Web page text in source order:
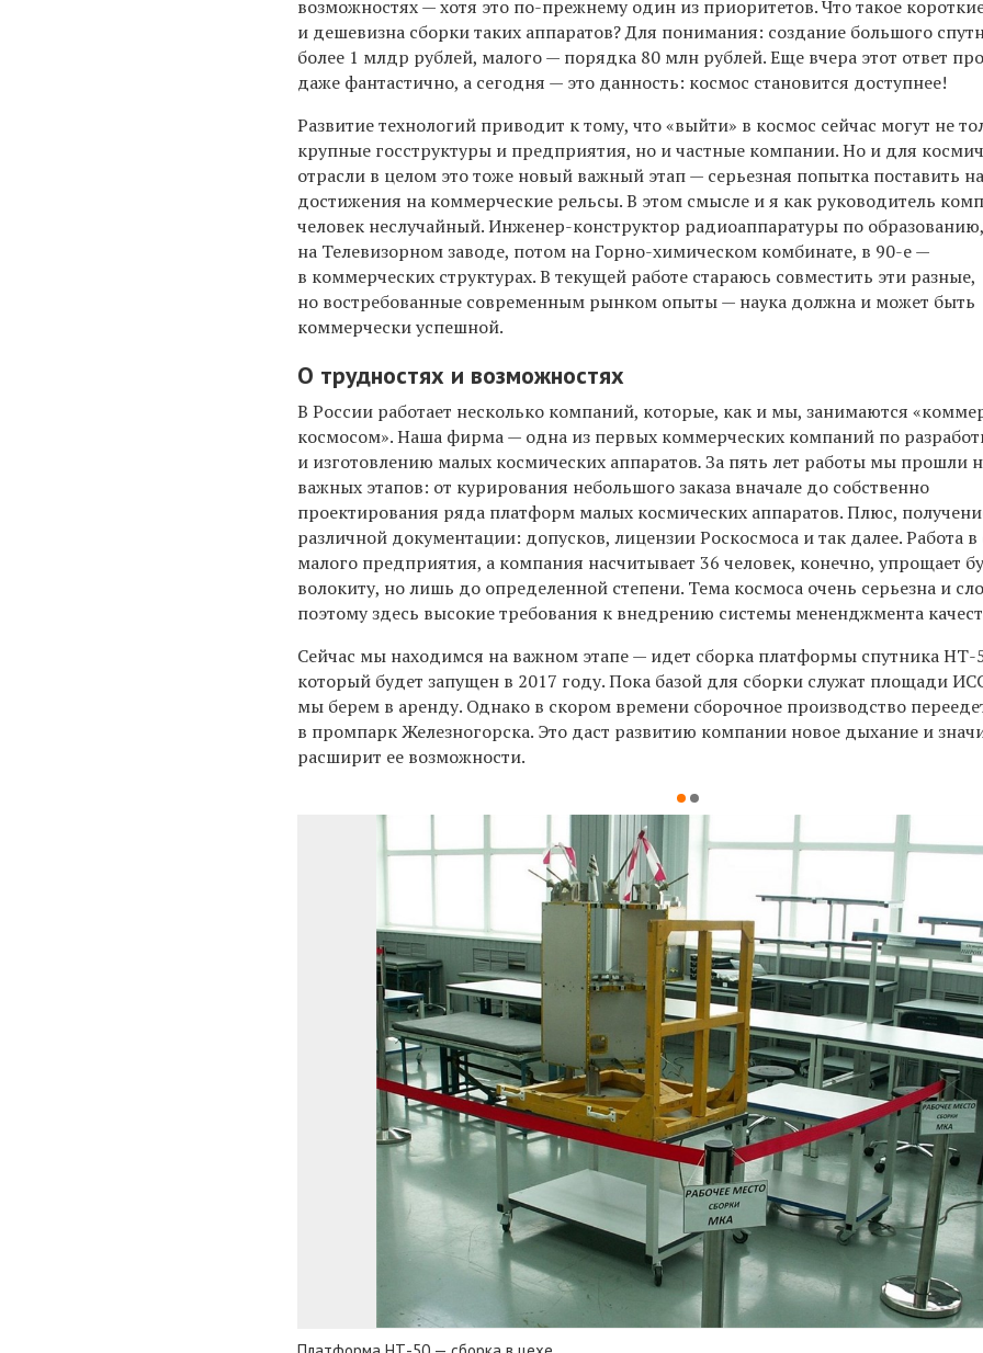
возможностях — хотя это по-прежнему один из приоритетов. Что такое
и дешевизна сборки таких аппаратов? Для понимания: создание большого
более 1 млдр рублей, малого — порядка 80 млн рублей. Еще вчера этот ответ
даже фантастично, а сегодня — это данность: космос становится доступнее!
Развитие технологий приводит к тому, что «выйти» в космос сейчас могут не
крупные госструктуры и предприятия, но и частные компании. Но и для
отрасли в целом это тоже новый важный этап — серьезная попытка поставить
достижения на коммерческие рельсы. В этом смысле и я как руководитель
человек неслучайный. Инженер-конструктор радиоаппаратуры по
на Телевизорном заводе, потом на Горно-химическом комбинате, в 90-е —
в коммерческих структурах. В текущей работе стараюсь совместить эти разные,
но востребованные современным рынком опыты — наука должна и может быть
коммерчески успешной.
О трудностях и возможностях
В России работает несколько компаний, которые, как и мы, занимаются
космосом». Наша фирма — одна из первых коммерческих компаний по
и изготовлению малых космических аппаратов.За пять лет работы мы прошли
важных этапов: от курирования небольшого заказа вначале до собственно
проектирования ряда платформ малых космических аппаратов. Плюс,
различной документации: допусков, лицензии Роскосмоса и так далее. Работа
малого предприятия, а компания насчитывает 36 человек, конечно, упрощает
волокиту, но лишь до определенной степени. Тема космоса очень серьезна и
поэтому здесь высокие требования к внедрению системы мененджмента
Сейчас мы находимся на важном этапе — идет сборка платформы спутника НТ-
который будет запущен в 2017 году. Пока базой для сборки служат площади
мы берем в аренду. Однако в скором времени сборочное производство
в промпарк Железногорска. Это даст развитию компании новое дыхание и
расширит ее возможности.